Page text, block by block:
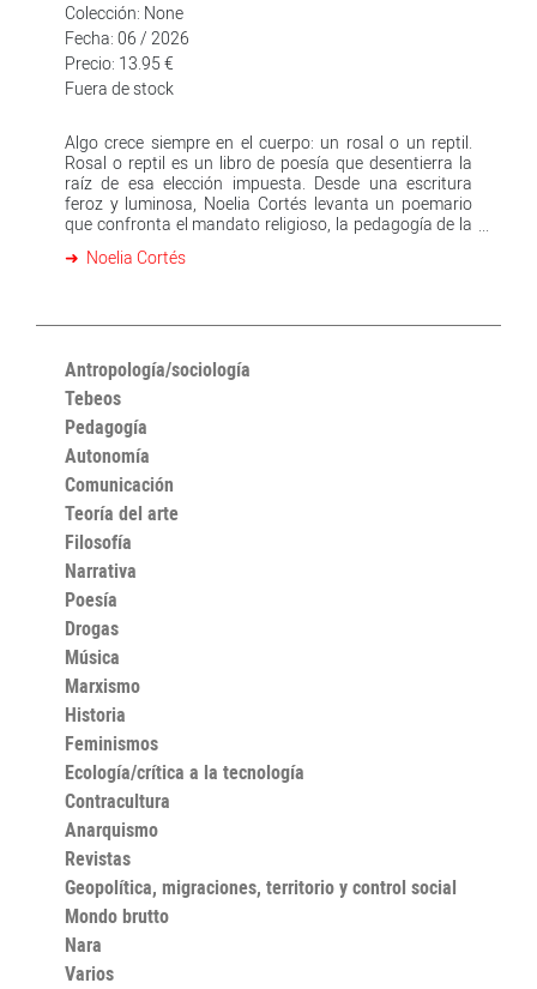
Colección: None
Fecha: 06 / 2026
Precio: 13.95 €
Fuera de stock
Algo crece siempre en el cuerpo: un rosal o un reptil.
Rosal o reptil es un libro de poesía que desentierra la
raíz de esa elección impuesta. Desde una escritura
feroz y luminosa, Noelia Cortés levanta un poemario
que confronta el mandato religioso, la pedagogía de la
—especialmente los de las mujeres y las niñas—. El libro
la voz su dignidad originaria. «Noelia Cortés ha sabido
mundo. Como el caminante frente al mar de niebla, o
como Shelley en el puerto de Livorno, su mirada al
precipicio de la angustia convierte en sublimes los
peores presagios. Una reelaboración del Romanticismo
en la era de la superficialidad». Fernando Valverde
Noelia Cortés
Antropología/sociología
Tebeos
Pedagogía
Autonomía
Comunicación
Teoría del arte
Filosofía
Narrativa
Poesía
Drogas
Música
Marxismo
Historia
Feminismos
Ecología/crítica a la tecnología
Contracultura
Anarquismo
Revistas
Geopolítica, migraciones, territorio y control social
Mondo brutto
Nara
Varios